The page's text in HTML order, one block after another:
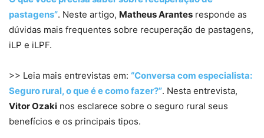
pastagens”. Neste artigo, Matheus Arantes responde as
dúvidas mais frequentes sobre recuperação de pastagens,
iLP e iLPF.
>> Leia mais entrevistas em: “Conversa com especialista:
Seguro rural, o que é e como fazer?”. Nesta entrevista,
Vitor Ozaki nos esclarece sobre o seguro rural seus
benefícios e os principais tipos.